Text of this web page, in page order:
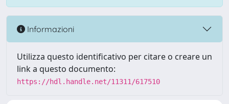
Informazioni
Utilizza questo identificativo per citare o creare un
link a questo documento:
https://hdl.handle.net/11311/617510